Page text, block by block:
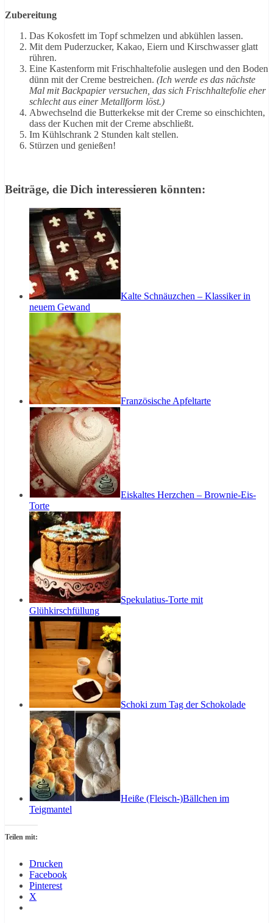
Zubereitung
Das Kokosfett im Topf schmelzen und abkühlen lassen.
Mit dem Puderzucker, Kakao, Eiern und Kirschwasser glatt
rühren.
Eine Kastenform mit Frischhaltefolie auslegen und den Boden
dünn mit der Creme bestreichen. (Ich werde es das nächste
Mal mit Backpapier versuchen, das sich Frischhaltefolie eher
schlecht aus einer Metallform löst.)
Abwechselnd die Butterkekse mit der Creme so einschichten,
dass der Kuchen mit der Creme abschließt.
Im Kühlschrank 2 Stunden kalt stellen.
Stürzen und genießen!
Beiträge, die Dich interessieren könnten:
Kalte Schnäuzchen – Klassiker in
neuem Gewand
Französische Apfeltarte
Eiskaltes Herzchen – Brownie-Eis-
Torte
Spekulatius-Torte mit
Glühkirschfüllung
Schoki zum Tag der Schokolade
Heiße (Fleisch-)Bällchen im
Teigmantel
Teilen mit:
Drucken
Facebook
Pinterest
X